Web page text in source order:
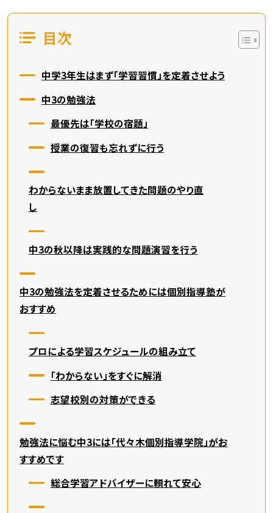
目次
中学3年生はまず「学習習慣」を定着させよう
中3の勉強法
最優先は「学校の宿題」
授業の復習も忘れずに行う
わからないまま放置してきた問題のやり直
し
中3の秋以降は実践的な問題演習を行う
中3の勉強法を定着させるためには個別指導塾が
おすすめ
プロによる学習スケジュールの組み立て
「わからない」をすぐに解消
志望校別の対策ができる
勉強法に悩む中3には「代々木個別指導学院」がお
すすめです
総合学習アドバイザーに頼れて安心